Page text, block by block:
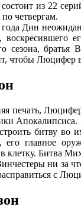
состоит из 22
четвергам.
года Дин
воскресившего
сезона, братья
чтобы Люцифер
печать,
Апокалипсиса.
битву во
его главное
клетку. Битва
ни за
с